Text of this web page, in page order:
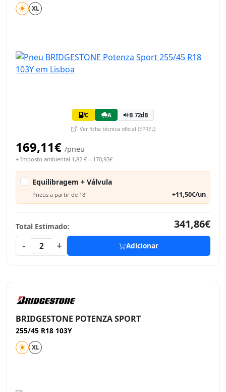
XL
C A B 72dB
Ver ficha técnica oficial (EPREL)
169,11€ /pneu
+ Imposto ambiental 1,82 € = 170,93€
Equilibragem + Válvula
Pneus a partir de 18" +11,50€/un
Total Estimado:
341,86€
-
2 + Adicionar
BRIDGESTONE POTENZA SPORT
255/45 R18 103Y
XL